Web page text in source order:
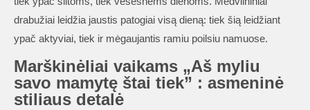
drabužiai leidžia jaustis patogiai visą dieną: tiek šią leidžiant
ypač aktyviai, tiek ir mėgaujantis ramiu poilsiu namuose.
Marškinėliai vaikams „Aš myliu
savo mamytę štai tiek” : asmeninė
stiliaus detalė